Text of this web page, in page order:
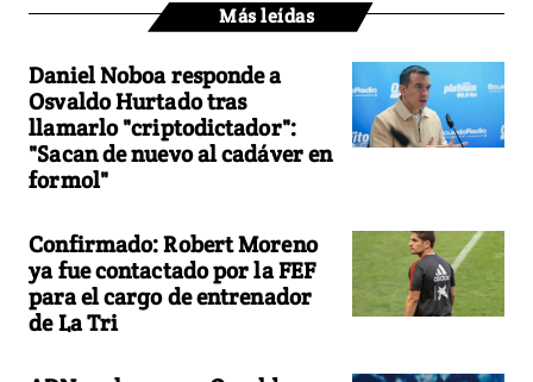
Más leídas
Daniel Noboa responde a
Osvaldo Hurtado tras
llamarlo "criptodictador":
"Sacan de nuevo al cadáver en
formol"
Confirmado: Robert Moreno
ya fue contactado por la FEF
para el cargo de entrenador
de La Tri